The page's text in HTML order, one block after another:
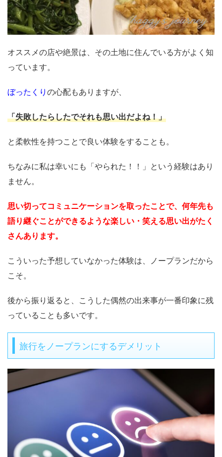
オススメの店や絶景は、その土地に住んでいる方がよく知
っています。
ぼったくりの心配もありますが、
「失敗したらしたでそれも思い出だよね！」
と柔軟性を持つことで良い体験をすることも。
ちなみに私は幸いにも「やられた！！」という経験はあり
ません。
思い切ってコミュニケーションを取ったことで、何年先も
語り継ぐことができるような楽しい・笑える思い出がたく
さんあります。
こういった予想していなかった体験は、ノープランだから
こそ。
後から振り返ると、こうした偶然の出来事が一番印象に残
っていることも多いです。
旅行をノープランにするデメリット